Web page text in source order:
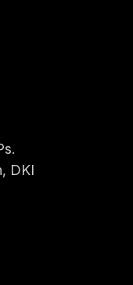
DKI